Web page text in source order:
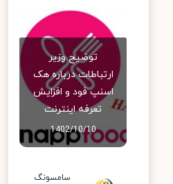
توضیح وزیر
ارتباطات درباره هک
اسنپ‌ فود و افزایش
تعرفه اینترنت
1402/10/10
سامسونگ